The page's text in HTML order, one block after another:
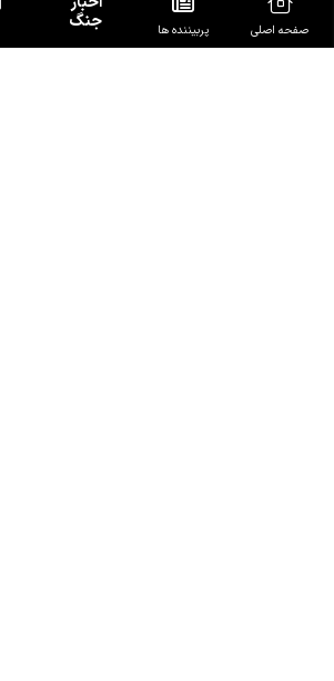
صفحه اصلی پربیننده ها جنگ